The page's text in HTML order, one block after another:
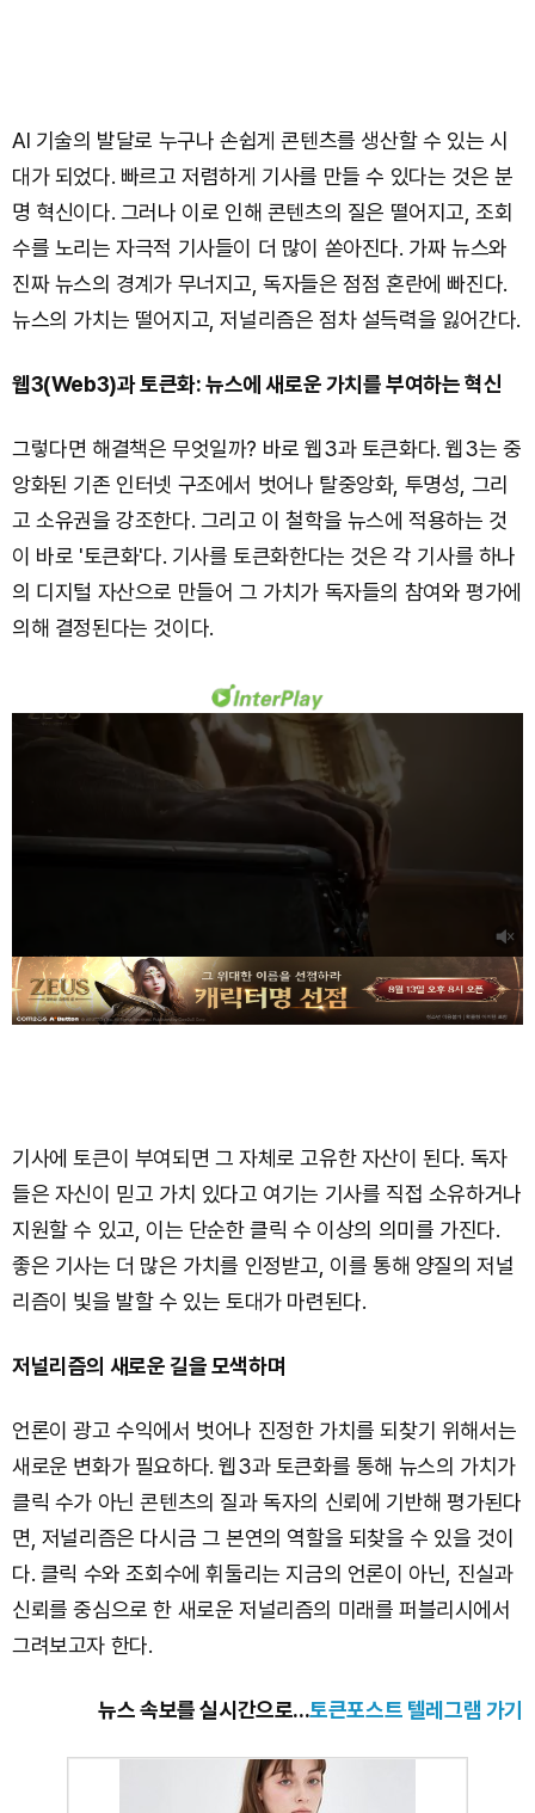
AI 기술의 발달로 누구나 손쉽게 콘텐츠를 생산할 수 있는 시
대가 되었다. 빠르고 저렴하게 기사를 만들 수 있다는 것은 분
명 혁신이다. 그러나 이로 인해 콘텐츠의 질은 떨어지고, 조회
수를 노리는 자극적 기사들이 더 많이 쏟아진다. 가짜 뉴스와
진짜 뉴스의 경계가 무너지고, 독자들은 점점 혼란에 빠진다.
뉴스의 가치는 떨어지고, 저널리즘은 점차 설득력을 잃어간다.
웹3(Web3)과 토큰화: 뉴스에 새로운 가치를 부여하는 혁신
그렇다면 해결책은 무엇일까? 바로 웹3과 토큰화다. 웹3는 중
앙화된 기존 인터넷 구조에서 벗어나 탈중앙화, 투명성, 그리
고 소유권을 강조한다. 그리고 이 철학을 뉴스에 적용하는 것
이 바로 '토큰화'다. 기사를 토큰화한다는 것은 각 기사를 하나
의 디지털 자산으로 만들어 그 가치가 독자들의 참여와 평가에
의해 결정된다는 것이다.
기사에 토큰이 부여되면 그 자체로 고유한 자산이 된다. 독자
들은 자신이 믿고 가치 있다고 여기는 기사를 직접 소유하거나
지원할 수 있고, 이는 단순한 클릭 수 이상의 의미를 가진다.
좋은 기사는 더 많은 가치를 인정받고, 이를 통해 양질의 저널
리즘이 빛을 발할 수 있는 토대가 마련된다.
저널리즘의 새로운 길을 모색하며
언론이 광고 수익에서 벗어나 진정한 가치를 되찾기 위해서는
새로운 변화가 필요하다. 웹3과 토큰화를 통해 뉴스의 가치가
클릭 수가 아닌 콘텐츠의 질과 독자의 신뢰에 기반해 평가된다
면, 저널리즘은 다시금 그 본연의 역할을 되찾을 수 있을 것이
다. 클릭 수와 조회수에 휘둘리는 지금의 언론이 아닌, 진실과
신뢰를 중심으로 한 새로운 저널리즘의 미래를 퍼블리시에서
그려보고자 한다.
뉴스 속보를 실시간으로...토큰포스트 텔레그램 가기